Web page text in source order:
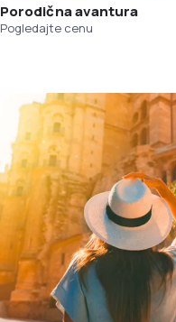
Porodična avantura
Pogledajte cenu